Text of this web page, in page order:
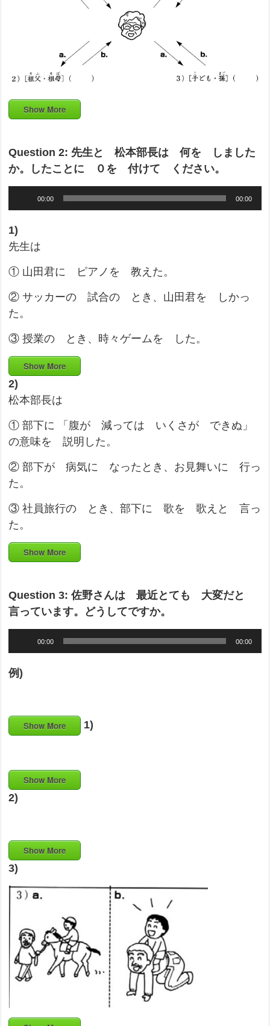
Show More
Question 2: 先生と 松本部長は 何を しました
か。したことに ０を 付けて ください。
00:00 00:00
1)
先生は
① 山田君に ピアノを 教えた。
② サッカーの 試合の とき、山田君を しかっ
た。
③ 授業の とき、時々ゲームを した。
Show More
2)
松本部長は
① 部下に 「腹が 減っては いくさが できぬ」
の意味を 説明した。
② 部下が 病気に なったとき、お見舞いに 行っ
た。
③ 社員旅行の とき、部下に 歌を 歌えと 言っ
た。
Show More
Question 3: 佐野さんは 最近とても 大変だと
言っています。どうしてですか。
00:00 00:00
例)
Show More 1)
Show More
2)
Show More
3)